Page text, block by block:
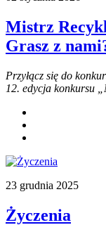
Mistrz
Grasz z
Przyłącz się do
12. edycja konkursu
23 grudnia 2025
Życzenia